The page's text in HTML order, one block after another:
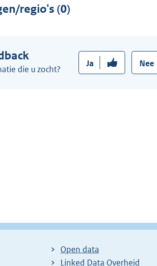
regio's (0)
die u zocht?
Ja Nee
Open data
Linked Data Overheid